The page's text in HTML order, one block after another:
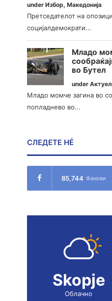
underИзбор,Македонија
Претседателот на
социјалдемократи...
Младо
во Бутел
under
Младо момче загина во
попладнево во...
СЛЕДЕТЕ НÉ
85,744 Фанови
Skopje
Облачно